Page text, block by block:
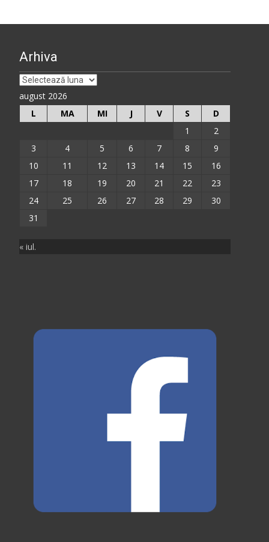
Arhiva
Arhiva
august 2026
L
MA MI J V S
D
1
2
3
4 5 6 7 8
9
10
11 12 13 14 15
16
17
18 19 20 21 22
23
24
25 26 27 28 29
30
31
« iul.